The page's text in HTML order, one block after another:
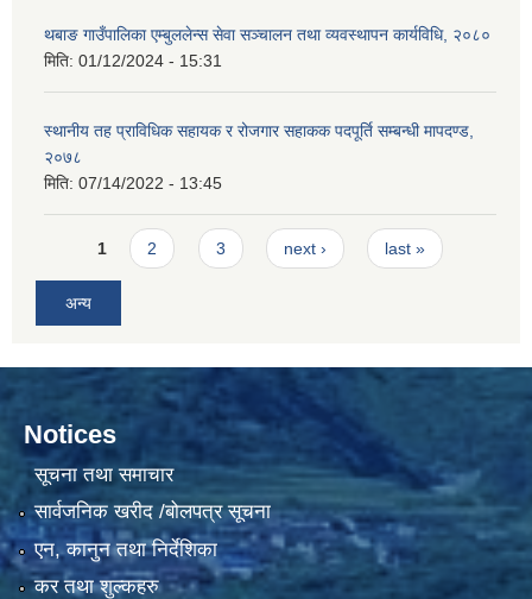
थबाङ गाउँपालिका एम्बुललेन्स सेवा सञ्चालन तथा व्यवस्थापन कार्यविधि, २०८०
मिति: 01/12/2024 - 15:31
स्थानीय तह प्राविधिक सहायक र रोजगार सहाकक पदपूर्ति सम्बन्धी मापदण्ड,
२०७८
मिति: 07/14/2022 - 13:45
Pages
1 2 3 next › last »
अन्य
Notices
सूचना तथा समाचार
सार्वजनिक खरीद /बोलपत्र सूचना
एन, कानुन तथा निर्देशिका
कर तथा शुल्कहरु